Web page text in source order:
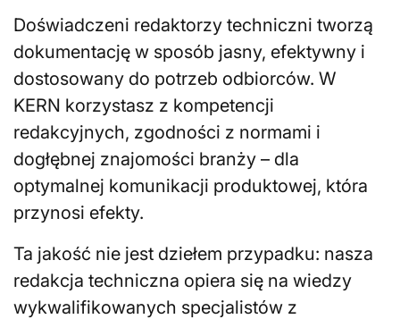
Doświadczeni redaktorzy techniczni tworzą
dokumentację w sposób jasny, efektywny i
dostosowany do potrzeb odbiorców. W
KERN korzystasz z kompetencji
redakcyjnych, zgodności z normami i
dogłębnej znajomości branży – dla
optymalnej komunikacji produktowej, która
przynosi efekty.
Ta jakość nie jest dziełem przypadku: nasza
redakcja techniczna opiera się na wiedzy
wykwalifikowanych specjalistów z